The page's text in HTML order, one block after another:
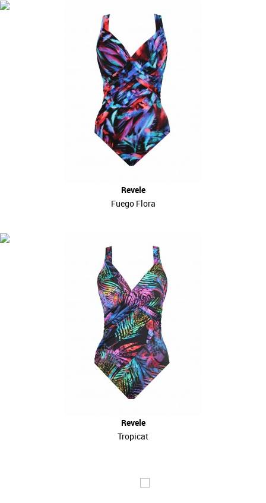
Revele
Fuego Flora
Revele
Tropicat